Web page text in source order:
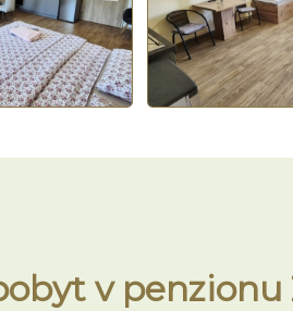
v penzionu